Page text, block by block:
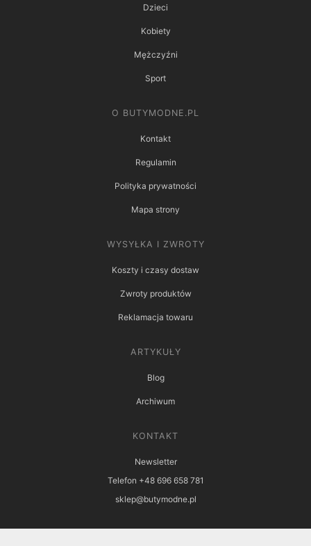
Dzieci
Kobiety
Mężczyźni
Sport
O BUTYMODNE.PL
Kontakt
Regulamin
Polityka prywatności
Mapa strony
WYSYŁKA I ZWROTY
Koszty i czasy dostaw
Zwroty produktów
Reklamacja towaru
ARTYKUŁY
Blog
Archiwum
KONTAKT
Newsletter
Telefon +48 696 658 781
sklep@butymodne.pl